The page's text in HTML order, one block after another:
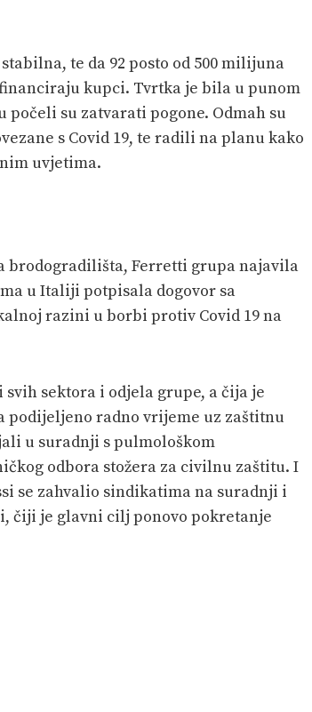
te da 92 posto od 500 milijuna
kupci. Tvrtka je bila u punom
počeli su zatvarati pogone. Odmah su
s Covid 19, te radili na planu kako
uvjetima.
brodogradilišta, Ferretti grupa najavila
u Italiji potpisala dogovor sa
razini u borbi protiv Covid 19 na
sektora i odjela grupe, a čija je
podijeljeno radno vrijeme uz zaštitnu
u suradnji s pulmološkom
odbora stožera za civilnu zaštitu. I
se zahvalio sindikatima na suradnji i
čiji je glavni cilj ponovo pokretanje